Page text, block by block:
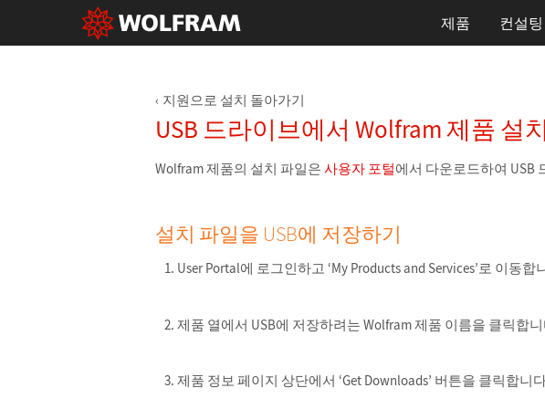
제품 컨설
지원으로 설치 돌아가기
USB 드라이브에서 Wolfram 제품 설
Wolfram 제품의 설치 파일은 사용자 포털에서 다운로드하여 USB
설치 파일을 USB에 저장하기
User Portal에 로그인하고 ‘My Products and Services’로 이동합
제품 열에서 USB에 저장하려는 Wolfram 제품 이름을 클릭합
제품 정보 페이지 상단에서 ‘Get Downloads’ 버튼을 클릭합니